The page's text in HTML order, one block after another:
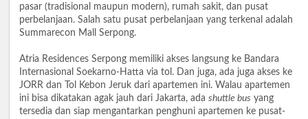
pasar (tradisional maupun modern), rumah sakit, dan pusat
perbelanjaan. Salah satu pusat perbelanjaan yang terkenal adalah
Summarecon Mall Serpong.
Atria Residences Serpong memiliki akses langsung ke Bandara
Internasional Soekarno-Hatta via tol. Dan juga, ada juga akses ke
JORR dan Tol Kebon Jeruk dari apartemen ini. Walau apartemen
ini bisa dikatakan agak jauh dari Jakarta, ada shuttle bus yang
tersedia dan siap mengantarkan penghuni apartemen ke pusat-